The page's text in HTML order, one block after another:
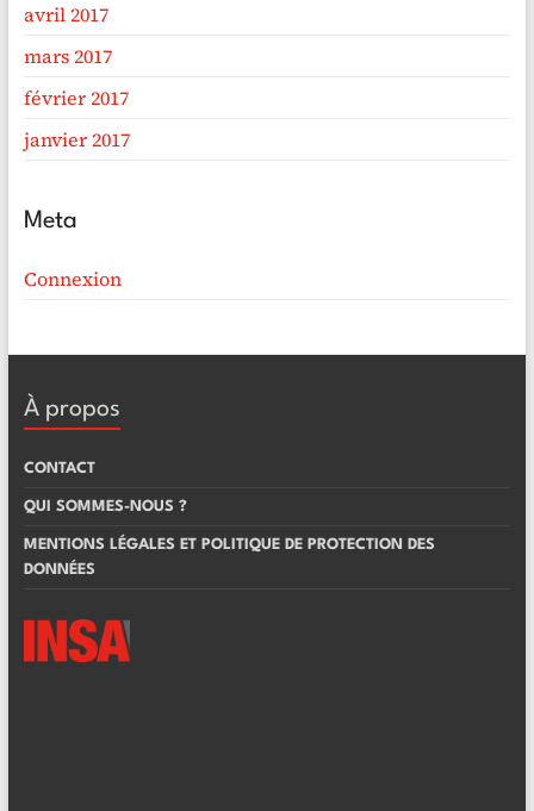
avril 2017
mars 2017
février 2017
janvier 2017
Meta
Connexion
À propos
CONTACT
QUI SOMMES-NOUS ?
MENTIONS LÉGALES ET POLITIQUE DE PROTECTION DES
DONNÉES